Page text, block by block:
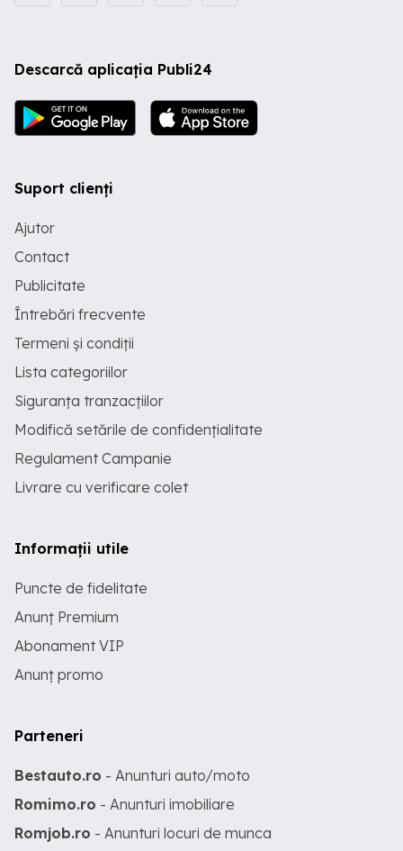
Descarcă aplicația Publi24
Suport clienți
Ajutor
Contact
Publicitate
Întrebări frecvente
Termeni și condiții
Lista categoriilor
Siguranța tranzacțiilor
Modifică setările de confidențialitate
Regulament Campanie
Livrare cu verificare colet
Informații utile
Puncte de fidelitate
Anunț Premium
Abonament VIP
Anunț promo
Parteneri
Bestauto.ro - Anunturi auto/moto
Romimo.ro - Anunturi imobiliare
Romjob.ro - Anunturi locuri de munca